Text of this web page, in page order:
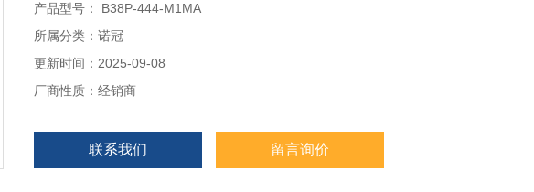
80摄氏度、进口压力可达17bar、产地为中国！-诺冠不锈钢过滤减压阀
产品型号： B38P-444-M1MA
所属分类：诺冠
更新时间：2025-09-08
厂商性质：经销商
联系我们 留言询价